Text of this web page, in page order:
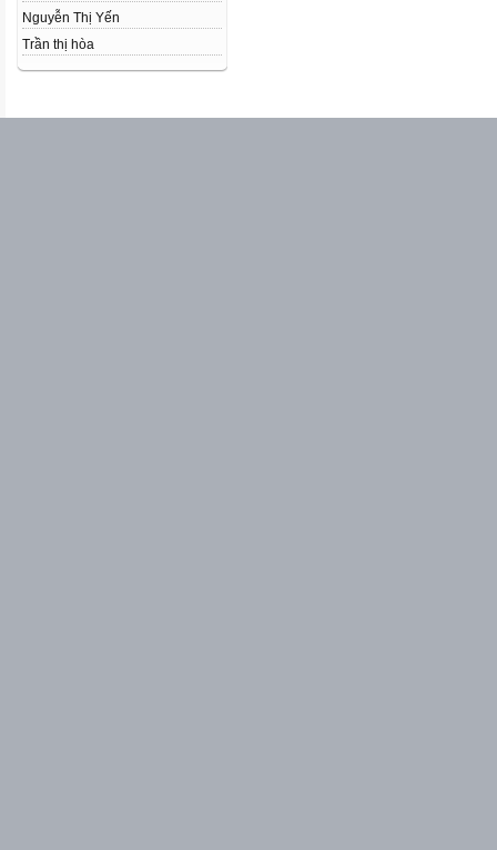
Nguyễn Thị Yến
Trần thị hòa